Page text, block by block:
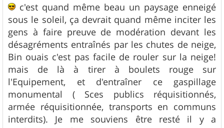
s
a
g
e
c'est quand même beau un paysage enneigé
sous le soleil, ça devrait quand même inciter les
gens à faire preuve de modération devant les
désagréments entraînés par les chutes de neige,
Bin ouais c'est pas facile de rouler sur la neige!
mais de là à tirer à boulets rouge sur
l'Equipement, et d'entraîner ce gaspillage
monumental ( Sces publics réquisitionnés,
armée réquisitionnée, transports en communs
interdits). Je me souviens être resté il y a